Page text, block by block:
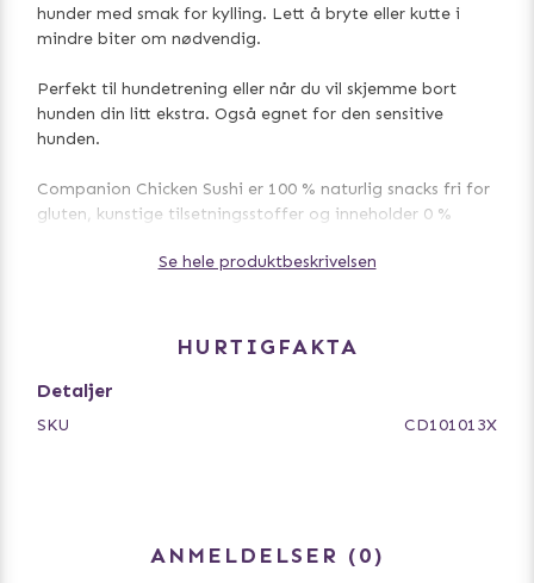
hunder med smak for kylling. Lett å bryte eller kutte i
mindre biter om nødvendig.
Perfekt til hundetrening eller når du vil skjemme bort
hunden din litt ekstra. Også egnet for den sensitive
hunden.
Companion Chicken Sushi er 100 % naturlig snacks fri for
gluten, kunstige tilsetningsstoffer og inneholder 0 %
Innhold: 58,8 % kylling, 10 % torsk, 10 % vegetabilsk
vegetabilsk glyserin, 3 % sorbitol, 0,2 % salt.
Se hele produktbeskrivelsen
HURTIGFAKTA
Detaljer
SKU CD101013X
ANMELDELSER 0